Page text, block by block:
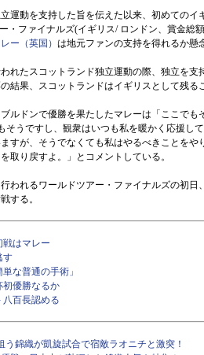
運動を支持した旨を伝えた以来、初めてのイ
・ファイナルズ(イギリス/ ロンドン、賞金総
ー（英国） は地元ファンの支持を得れるか懸
れたスコットランド独立運動の際、独立を支
結果、スコットランドはイギリスとして残る
ルドンで優勝を果たしたマレーは「ここでも
そうですし、観衆はいつも私を暖かく応援し
すが、そうでなくても私はやるべきことをや
取り戻すよ。」とコメントしている。
われるワールドツアー・ファイナルズの初日
する。
戦はマレー
す
な普通の手術」
初優勝なるか
八百長認める
う錦織が凱旋試合で宿敵ラオニチと激突！